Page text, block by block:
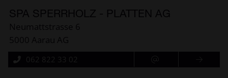
SPA SPERRHOLZ - PLATTEN AG
Neumattstrasse 6
5000 Aarau AG
062 822 33 02